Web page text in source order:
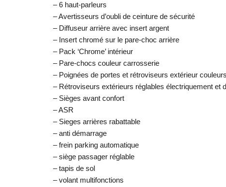
– 6 haut-parleurs
– Avertisseurs d’oubli de ceinture de sécurité
– Diffuseur arrière avec insert argent
– Insert chromé sur le pare-choc arrière
– Pack ‘Chrome’ intérieur
– Pare-chocs couleur carrosserie
– Poignées de portes et rétroviseurs extérieur
– Rétroviseurs extérieurs réglables électriquement et
– Sièges avant confort
– ASR
– Sieges arrières rabattable
– anti démarrage
– frein parking automatique
– siège passager réglable
– tapis de sol
– volant multifonctions